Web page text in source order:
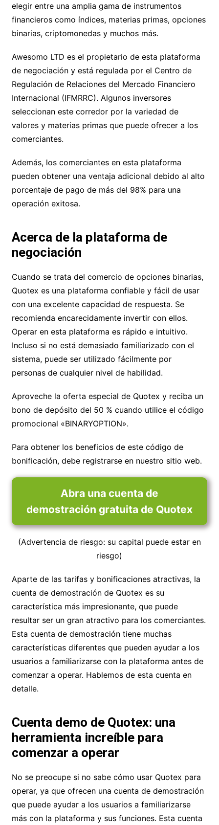
elegir entre una amplia gama de instrumentos
financieros como índices, materias primas, opciones
binarias, criptomonedas y muchos más.
Awesomo LTD es el propietario de esta plataforma
de negociación y está regulada por el Centro de
Regulación de Relaciones del Mercado Financiero
Internacional (IFMRRC). Algunos inversores
seleccionan este corredor por la variedad de
valores y materias primas que puede ofrecer a los
comerciantes.
Además, los comerciantes en esta plataforma
pueden obtener una ventaja adicional debido al alto
porcentaje de pago de más del 98% para una
operación exitosa.
Acerca de la plataforma de
negociación
Cuando se trata del comercio de opciones binarias,
Quotex es una plataforma confiable y fácil de usar
con una excelente capacidad de respuesta. Se
recomienda encarecidamente invertir con ellos.
Operar en esta plataforma es rápido e intuitivo.
Incluso si no está demasiado familiarizado con el
sistema, puede ser utilizado fácilmente por
personas de cualquier nivel de habilidad.
Aproveche la oferta especial de Quotex y reciba un
bono de depósito del 50 % cuando utilice el código
promocional «BINARYOPTION».
Para obtener los beneficios de este código de
bonificación, debe registrarse en nuestro sitio web.
Abra una cuenta de
demostración gratuita de Quotex
(Advertencia de riesgo: su capital puede estar en
riesgo)
Aparte de las tarifas y bonificaciones atractivas, la
cuenta de demostración de Quotex es su
característica más impresionante, que puede
resultar ser un gran atractivo para los comerciantes.
Esta cuenta de demostración tiene muchas
características diferentes que pueden ayudar a los
usuarios a familiarizarse con la plataforma antes de
comenzar a operar. Hablemos de esta cuenta en
detalle.
Cuenta demo de Quotex: una
herramienta increíble para
comenzar a operar
No se preocupe si no sabe cómo usar Quotex para
operar, ya que ofrecen una cuenta de demostración
que puede ayudar a los usuarios a familiarizarse
más con la plataforma y sus funciones. Esta cuenta